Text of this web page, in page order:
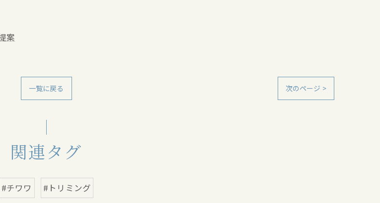
案
一覧に戻る 次のページ >
関連タグ
#チワワ #トリミング